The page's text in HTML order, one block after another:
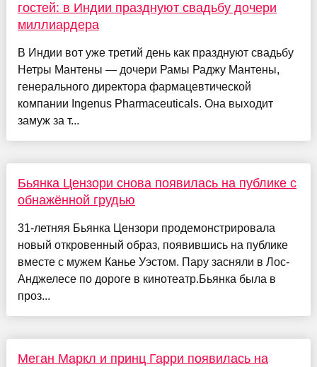
гостей: в Индии празднуют свадьбу дочери
миллиардера
В Индии вот уже третий день как празднуют свадьбу
Нетры Мантены — дочери Рамы Раджу Мантены,
генерального директора фармацевтической
компании Ingenus Pharmaceuticals. Она выходит
замуж за т...
Бьянка Цензори снова появилась на публике с
обнажённой грудью
31-летняя Бьянка Цензори продемонстрировала
новый откровенный образ, появившись на публике
вместе с мужем Канье Уэстом. Пару засняли в Лос-
Анджелесе по дороге в кинотеатр.Бьянка была в
проз...
Меган Маркл и принц Гарри появилась на